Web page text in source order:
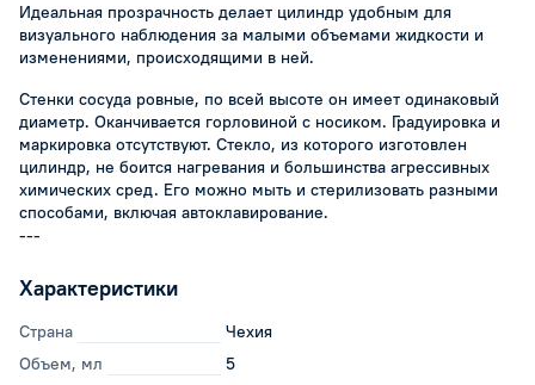
Идеальная прозрачность делает цилиндр удобным для
визуального наблюдения за малыми объемами жидкости и
изменениями, происходящими в ней.
Стенки сосуда ровные, по всей высоте он имеет одинаковый
диаметр. Оканчивается горловиной с носиком. Градуировка и
маркировка отсутствуют. Стекло, из которого изготовлен
цилиндр, не боится нагревания и большинства агрессивных
химических сред. Его можно мыть и стерилизовать разными
способами, включая автоклавирование.
---
Характеристики
Страна
Чехия
Объем, мл
5